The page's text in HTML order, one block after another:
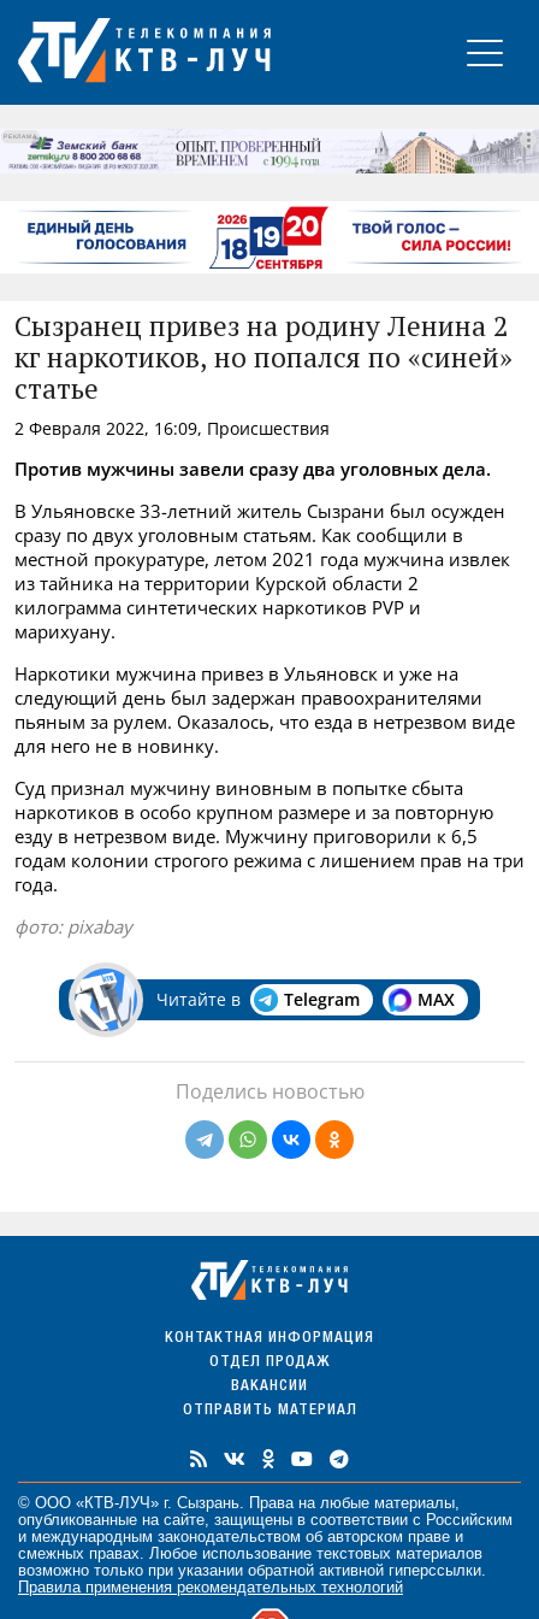
РЕКЛАМА
Сызранец привез на родину Ленина 2
кг наркотиков, но попался по «синей»
статье
2 Февраля 2022, 16:09, Происшествия
Против мужчины завели сразу два уголовных дела.
В Ульяновске 33-летний житель Сызрани был осужден
сразу по двух уголовным статьям. Как сообщили в
местной прокуратуре, летом 2021 года мужчина извлек
из тайника на территории Курской области 2
килограмма синтетических наркотиков PVP и
марихуану.
Наркотики мужчина привез в Ульяновск и уже на
следующий день был задержан правоохранителями
пьяным за рулем. Оказалось, что езда в нетрезвом виде
для него не в новинку.
Суд признал мужчину виновным в попытке сбыта
наркотиков в особо крупном размере и за повторную
езду в нетрезвом виде. Мужчину приговорили к 6,5
годам колонии строгого режима с лишением прав на три
года.
фото: pixabay
Читайте в Telegram MAX
Поделись новостью
КОНТАКТНАЯ ИНФОРМАЦИЯ
ОТДЕЛ ПРОДАЖ
ВАКАНСИИ
ОТПРАВИТЬ МАТЕРИАЛ
© ООО «КТВ-ЛУЧ» г. Сызрань. Права на любые материалы
опубликованные на сайте, защищены в соответствии с Российским
и международным законодательством об авторском праве и
смежных правах. Любое использование текстовых материалов
возможно только при указании обратной активной гиперссылки.
Правила применения рекомендательных технологий